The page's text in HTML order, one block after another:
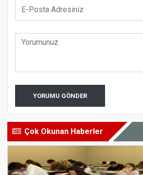
YORUMU GÖNDER
Çok Okunan Haberler